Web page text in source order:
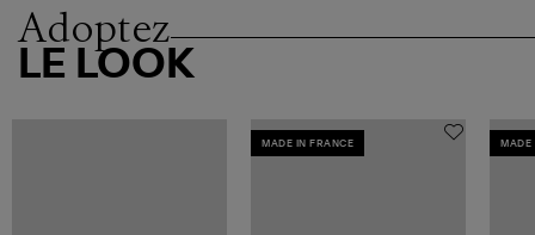
Adoptez
LE LOOK
MADE IN FRANCE MADE